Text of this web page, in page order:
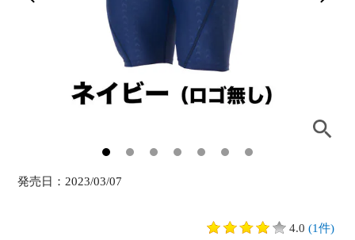
発売日： 2023/03/07
4.0 (1件)